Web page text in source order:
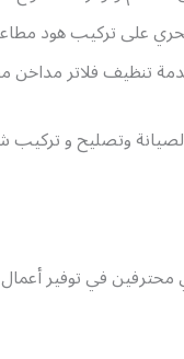
على تركيب هود
تنظيف فلاتر مداخن
وتصليح و تركيب
في توفير